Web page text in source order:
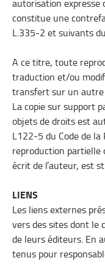
autorisation
constitue une
L.335-2 et suivants
A ce titre, toute
traduction et/ou
transfert sur un
La copie sur support
objets de droits est
L122-5 du Code de
reproduction partielle
écrit de l’auteur, est
LIENS
Les liens externes
vers des sites dont le
de leurs éditeurs. En
tenus pour